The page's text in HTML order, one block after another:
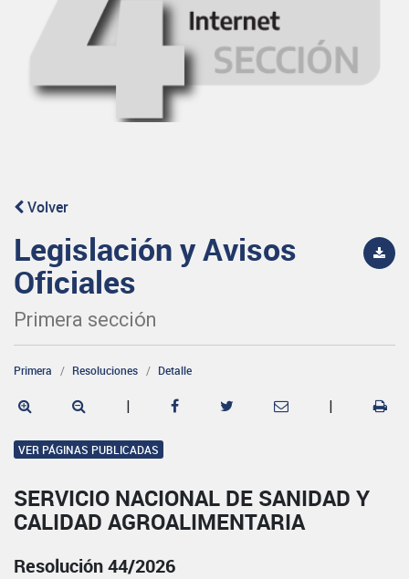
Volver
Legislación y Avisos
Oficiales
Primera sección
Primera Resoluciones Detalle
| |
VER PÁGINAS PUBLICADAS
SERVICIO NACIONAL DE SANIDAD Y
CALIDAD AGROALIMENTARIA
Resolución 44/2026